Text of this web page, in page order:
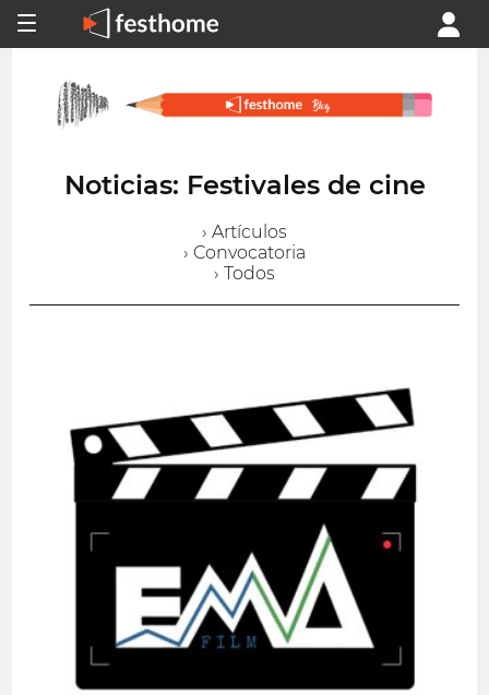
Noticias: Festivales de cine
› Artículos
› Convocatoria
› Todos